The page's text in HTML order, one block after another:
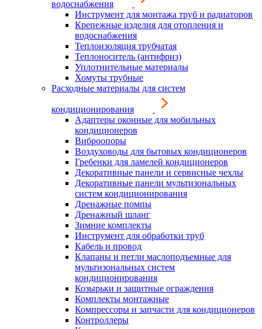
водоснабжения
Инструмент для монтажа труб и радиаторов
Крепежные изделия для отопления и
водоснабжения
Теплоизоляция трубчатая
Теплоноситель (антифриз)
Уплотнительные материалы
Хомуты трубные
Расходные материалы для систем
кондиционирования
Адаптеры оконные для мобильных
кондиционеров
Виброопоры
Воздуховоды для бытовых кондиционеров
Гребенки для ламелей кондиционеров
Декоративные панели и сервисные чехлы
Декоративные панели мультизональных
систем кондиционирования
Дренажные помпы
Дренажный шланг
Зимние комплекты
Инструмент для обработки труб
Кабель и провод
Клапаны и петли маслоподъемные для
мультизональных систем
кондиционирования
Козырьки и защитные ограждения
Комплекты монтажные
Компрессоры и запчасти для кондиционеров
Контроллеры